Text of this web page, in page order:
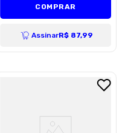
COMPRAR
AssinarR$ 87,99